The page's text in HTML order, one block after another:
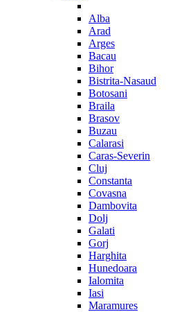
Alba
Arad
Arges
Bacau
Bihor
Bistrita-Nasaud
Botosani
Braila
Brasov
Buzau
Calarasi
Caras-Severin
Cluj
Constanta
Covasna
Dambovita
Dolj
Galati
Gorj
Harghita
Hunedoara
Ialomita
Iasi
Maramures